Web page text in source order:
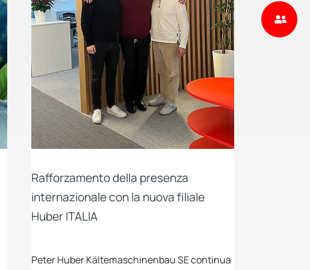
Rafforzamento della presenza
internazionale con la nuova filiale
Huber ITALIA
Peter Huber Kältemaschinenbau SE continua